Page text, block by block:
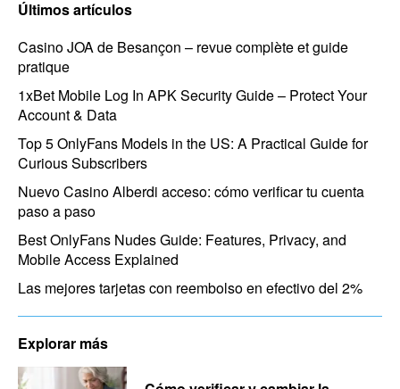
Últimos artículos
Casino JOA de Besançon – revue complète et guide
pratique
1xBet Mobile Log In APK Security Guide – Protect Your
Account & Data
Top 5 OnlyFans Models in the US: A Practical Guide for
Curious Subscribers
Nuevo Casino Alberdi acceso: cómo verificar tu cuenta
paso a paso
Best OnlyFans Nudes Guide: Features, Privacy, and
Mobile Access Explained
Las mejores tarjetas con reembolso en efectivo del 2%
Explorar más